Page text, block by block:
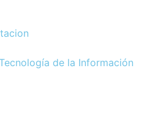
de la Información